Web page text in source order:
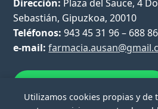
Dirección: Plaza del Sauce, 4
Sebastián, Gipuzkoa, 20010
Teléfonos: 943 45 31 96 – 688
e-mail:
Utilizamos cookies propias y de